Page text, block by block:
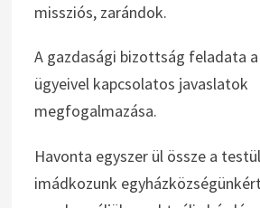
missziós, zarándok.
A gazdasági bizottság feladata
ügyeivel kapcsolatos javaslatok
megfogalmazása.
Havonta egyszer ül össze a
imádkozunk